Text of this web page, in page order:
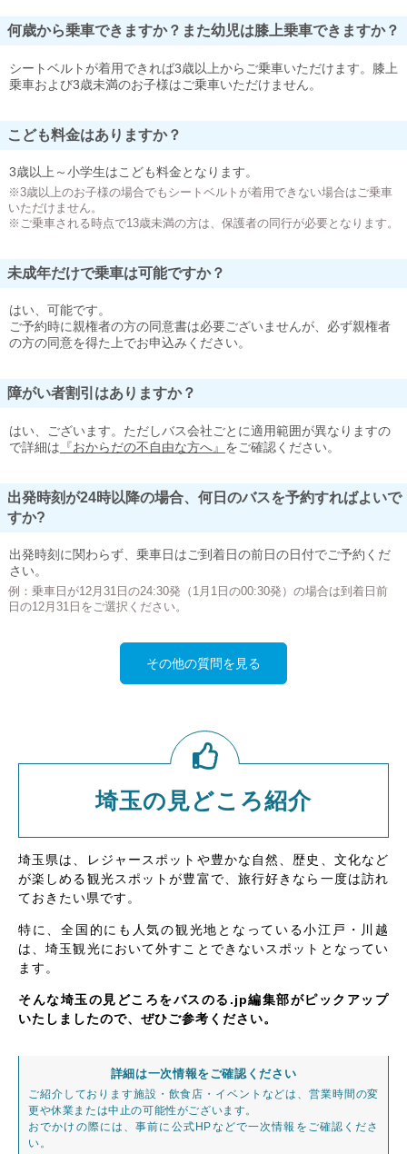
何歳から乗車できますか？また幼児は膝上乗車できますか？
シートベルトが着用できれば3歳以上からご乗車いただけます。膝上
乗車および3歳未満のお子様はご乗車いただけません。
こども料金はありますか？
3歳以上～小学生はこども料金となります。
※3歳以上のお子様の場合でもシートベルトが着用できない場合はご乗車
いただけません。
※ご乗車される時点で13歳未満の方は、保護者の同行が必要となります。
未成年だけで乗車は可能ですか？
はい、可能です。
ご予約時に親権者の方の同意書は必要ございませんが、必ず親権者
の方の同意を得た上でお申込みください。
障がい者割引はありますか？
はい、ございます。ただしバス会社ごとに適用範囲が異なりますの
で詳細は 『おからだの不自由な方へ』 をご確認ください。
出発時刻が24時以降の場合、何日のバスを予約すればよいで
すか?
出発時刻に関わらず、乗車日はご到着日の前日の日付でご予約くだ
さい。
例：乗車日が12月31日の24:30発（1月1日の00:30発）の場合は到着日前
日の12月31日をご選択ください。
その他の質問を見る
埼玉の見どころ紹介
埼玉県は、レジャースポットや豊かな自然、歴史、文化など
が楽しめる観光スポットが豊富で、旅行好きなら一度は訪れ
ておきたい県です。
特に、全国的にも人気の観光地となっている小江戸・川越
は、埼玉観光において外すことできないスポットとなってい
ます。
そんな埼玉の見どころをバスのる.jp編集部がピックアップ
いたしましたので、ぜひご参考ください。
詳細は一次情報をご確認ください
ご紹介しております施設・飲食店・イベントなどは、営業時間の変
更や休業または中止の可能性がございます。
おでかけの際には、事前に公式HPなどで一次情報をご確認くださ
い。